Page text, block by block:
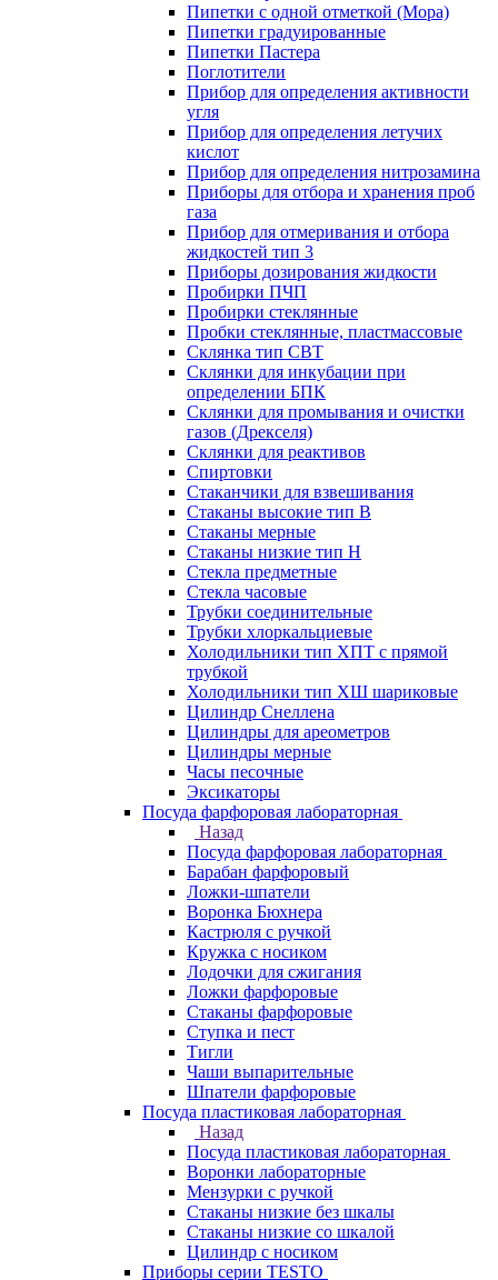
Пипетки с одной отметкой (Мора)
Пипетки градуированные
Пипетки Пастера
Поглотители
Прибор для определения активности
угля
Прибор для определения летучих
кислот
Прибор для определения нитрозамина
Приборы для отбора и хранения проб
газа
Прибор для отмеривания и отбора
жидкостей тип 3
Приборы дозирования жидкости
Пробирки ПЧП
Пробирки стеклянные
Пробки стеклянные, пластмассовые
Склянка тип СВТ
Склянки для инкубации при
определении БПК
Склянки для промывания и очистки
газов (Дрекселя)
Склянки для реактивов
Спиртовки
Стаканчики для взвешивания
Стаканы высокие тип В
Стаканы мерные
Стаканы низкие тип Н
Стекла предметные
Стекла часовые
Трубки соединительные
Трубки хлоркальциевые
Холодильники тип ХПТ с прямой
трубкой
Холодильники тип ХШ шариковые
Цилиндр Снеллена
Цилиндры для ареометров
Цилиндры мерные
Часы песочные
Эксикаторы
Посуда фарфоровая лабораторная
Назад
Посуда фарфоровая лабораторная
Барабан фарфоровый
Ложки-шпатели
Воронка Бюхнера
Кастрюля с ручкой
Кружка с носиком
Лодочки для сжигания
Ложки фарфоровые
Стаканы фарфоровые
Ступка и пест
Тигли
Чаши выпарительные
Шпатели фарфоровые
Посуда пластиковая лабораторная
Назад
Посуда пластиковая лабораторная
Воронки лабораторные
Мензурки с ручкой
Стаканы низкие без шкалы
Стаканы низкие со шкалой
Цилиндр с носиком
Приборы серии TESTO